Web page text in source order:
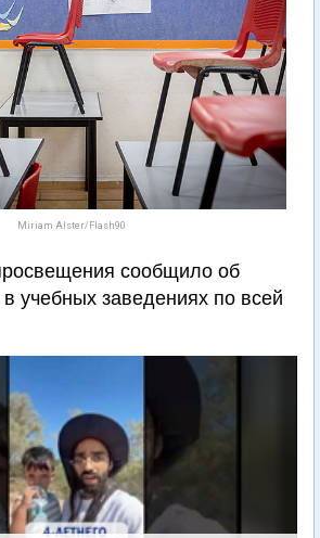
Miriam Alster/Flash90
сообщило об
учебных заведениях по всей